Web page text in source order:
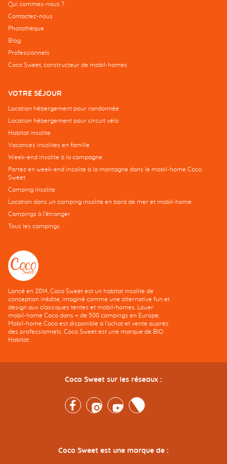
Qui sommes-nous ?
Contactez-nous
Photothèque
Blog
Professionnels
Coco Sweet, constructeur de mobil-homes
VOTRE SÉJOUR
Location hébergement pour randonnée
Location hébergement pour circuit vélo
Habitat insolite
Vacances insolites en famille
Week-end insolite à la campagne
Partez en week-end insolite à la montagne dans le mobil-home Coco
Sweet
Camping insolite
Location dans un camping insolite en bord de mer et mobil-home
Campings à l’étranger
Tous les campings
Lancé en 2014, Coco Sweet est un habitat insolite de
conception inédite, imaginé comme une alternative fun et
design aux classiques tentes et mobil-homes. Louer
mobil-home Coco dans + de 500 campings en Europe.
Mobil-home Coco est disponible à l'achat et vente auprès
des professionnels. Coco Sweet est une marque de BIO
Habitat.
Coco Sweet sur les réseaux :
FacebookInstagramYoutubeTwitter
Coco Sweet est une marque de :